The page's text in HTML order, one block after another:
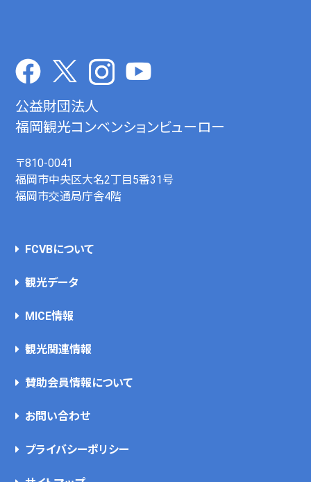
公益財団法人
福岡観光コンベンションビューロー
〒810-0041
福岡市中央区大名2丁目5番31号
福岡市交通局庁舎4階
FCVBについて
観光データ
MICE情報
観光関連情報
賛助会員情報について
お問い合わせ
プライバシーポリシー